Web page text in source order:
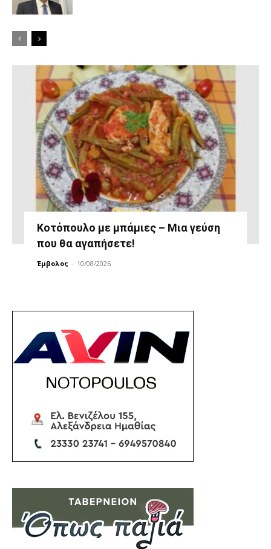
Κοτόπουλο με μπάμιες – Μια γεύση
που θα αγαπήσετε!
Έμβολος - 10/08/2026